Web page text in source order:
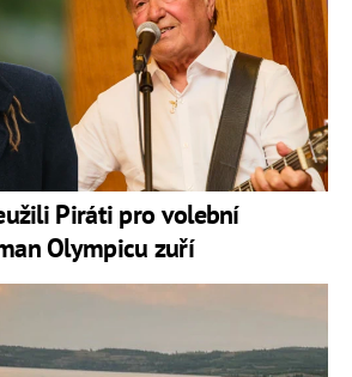
Piráti pro volební
Olympicu zuří